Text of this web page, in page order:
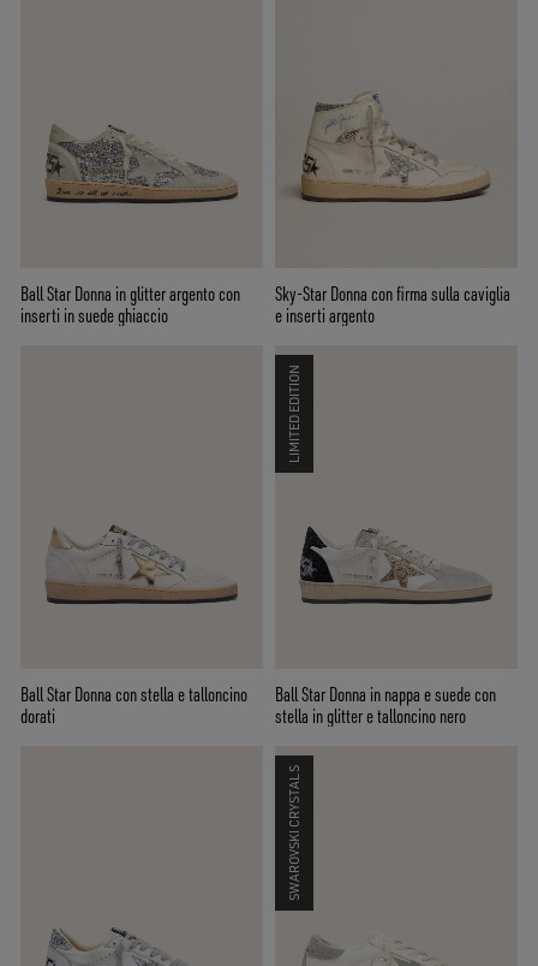
Ball Star Donna in glitter argento con
inserti in suede ghiaccio
Sky-Star Donna con firma sulla caviglia
e inserti argento
Ball Star Donna con stella e talloncino
dorati
LIMITED EDITION
Ball Star Donna in nappa e suede con
stella in glitter e talloncino nero
SWAROVSKI CRYSTALS